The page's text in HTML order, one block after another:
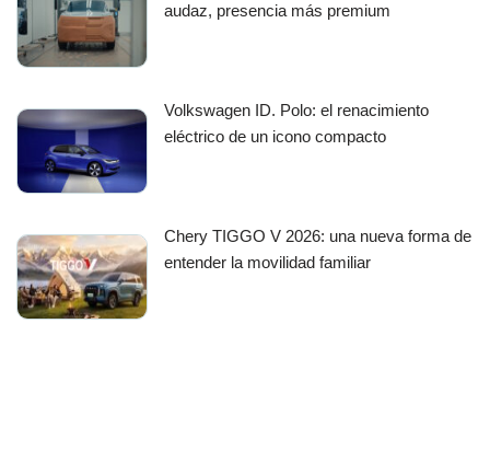
audaz, presencia más premium
Volkswagen ID. Polo: el renacimiento
eléctrico de un icono compacto
Chery TIGGO V 2026: una nueva forma de
entender la movilidad familiar